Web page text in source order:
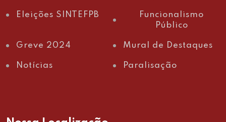
Eleições SINTEFPB
Funcionalismo
Público
Greve 2024 Mural de Destaques
Notícias Paralisação